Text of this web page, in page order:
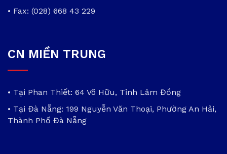
• Fax: (028) 668 43 229
CN MIỀN TRUNG
• Tại Phan Thiết: 64 Võ Hữu, Tỉnh Lâm Đồng
• Tại Đà Nẵng: 199 Nguyễn Văn Thoại, Phường An Hải,
Thành Phố Đà Nẵng